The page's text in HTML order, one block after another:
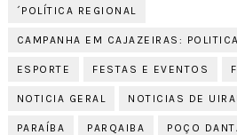
´POLÍTICA REGIONAL
CAMPANHA EM CAJAZEIRAS:
ESPORTE FESTAS E EVENTOS
NOTICIA GERAL NOTICIAS DE
PARAÍBA PARQAIBA POÇO